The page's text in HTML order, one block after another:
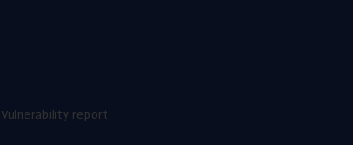
Vulnerability report